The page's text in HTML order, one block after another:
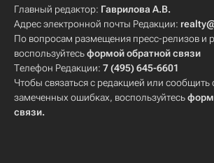
Главный редактор: Гаврилова А.В.
Адрес электронной почты Редакции:
По вопросам размещения пресс-релизов и
воспользуйтесьформой обратной связи
Телефон Редакции: 7 (495) 645-6601
Чтобы связаться с редакцией или сообщить
замеченных ошибках, воспользуйтесь
связи.